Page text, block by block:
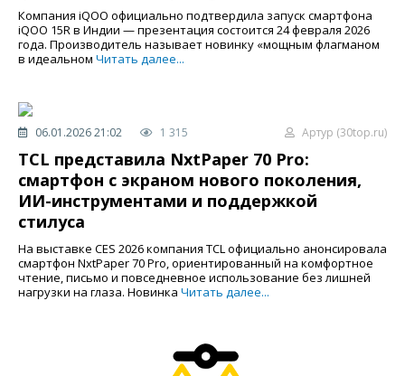
Компания iQOO официально подтвердила запуск смартфона
iQOO 15R в Индии — презентация состоится 24 февраля 2026
года. Производитель называет новинку «мощным флагманом
в идеальном Читать далее...
06.01.2026 21:02 1 315 Артур (30top.ru)
TCL представила NxtPaper 70 Pro:
смартфон с экраном нового поколения,
ИИ-инструментами и поддержкой
стилуса
На выставке CES 2026 компания TCL официально анонсировала
смартфон NxtPaper 70 Pro, ориентированный на комфортное
чтение, письмо и повседневное использование без лишней
нагрузки на глаза. Новинка Читать далее...